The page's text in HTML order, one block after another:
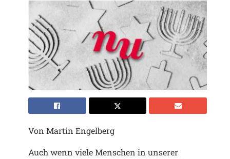
Von Martin Engelberg
Auch wenn viele Menschen in unserer